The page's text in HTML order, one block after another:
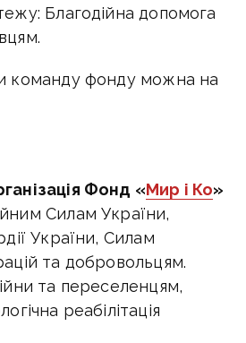
Благодійна допомога
команду фонду можна на
Фонд «Мир і Ко»
Силам України,
України, Силам
та добровольцям.
та переселенцям,
реабілітація